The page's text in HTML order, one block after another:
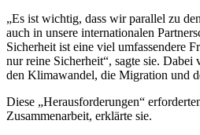
„Es ist wichtig, dass wir parallel zu
auch in unsere internationalen
Sicherheit ist eine viel umfassendere
nur reine Sicherheit“, sagte sie.
den Klimawandel, die Migration und
Diese „Herausforderungen“
Zusammenarbeit, erklärte sie.